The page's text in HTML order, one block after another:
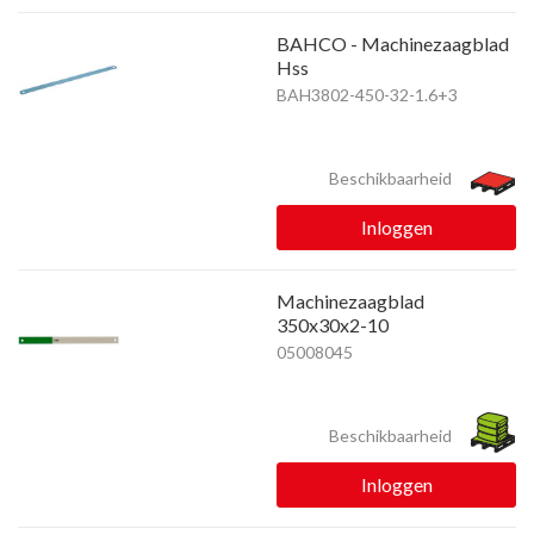
BAHCO - Machinezaagblad
Hss
BAH3802-450-32-1.6+3
Beschikbaarheid
Inloggen
Machinezaagblad
350x30x2-10
05008045
Beschikbaarheid
Inloggen